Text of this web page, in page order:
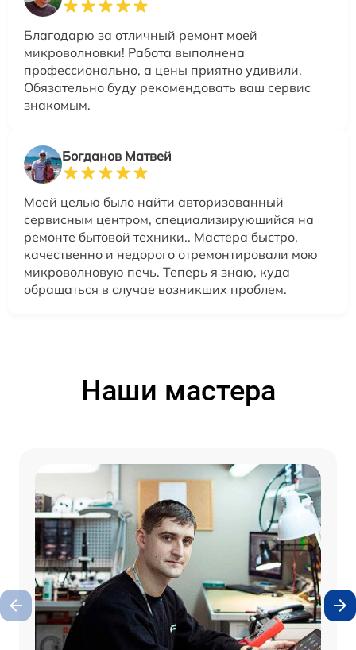
Благодарю за отличный ремонт моей
микроволновки! Работа выполнена
профессионально, а цены приятно удивили.
Обязательно буду рекомендовать ваш сервис
знакомым.
Богданов Матвей
Моей целью было найти авторизованный
сервисным центром, специализирующийся на
ремонте бытовой техники.. Мастера быстро,
качественно и недорого отремонтировали мою
микроволновую печь. Теперь я знаю, куда
обращаться в случае возникших проблем.
Наши мастера